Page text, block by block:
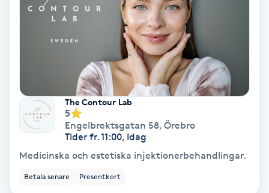
Olaplex
Olaplexbehandling
Ombre brows
Ombre naglar
Optiker
The Contour Lab
5
Engelbrektsgatan 58, Örebro
Tider fr. 11:00, Idag
Medicinska och estetiska injektionerbehandlingar.
Betala senare Presentkort